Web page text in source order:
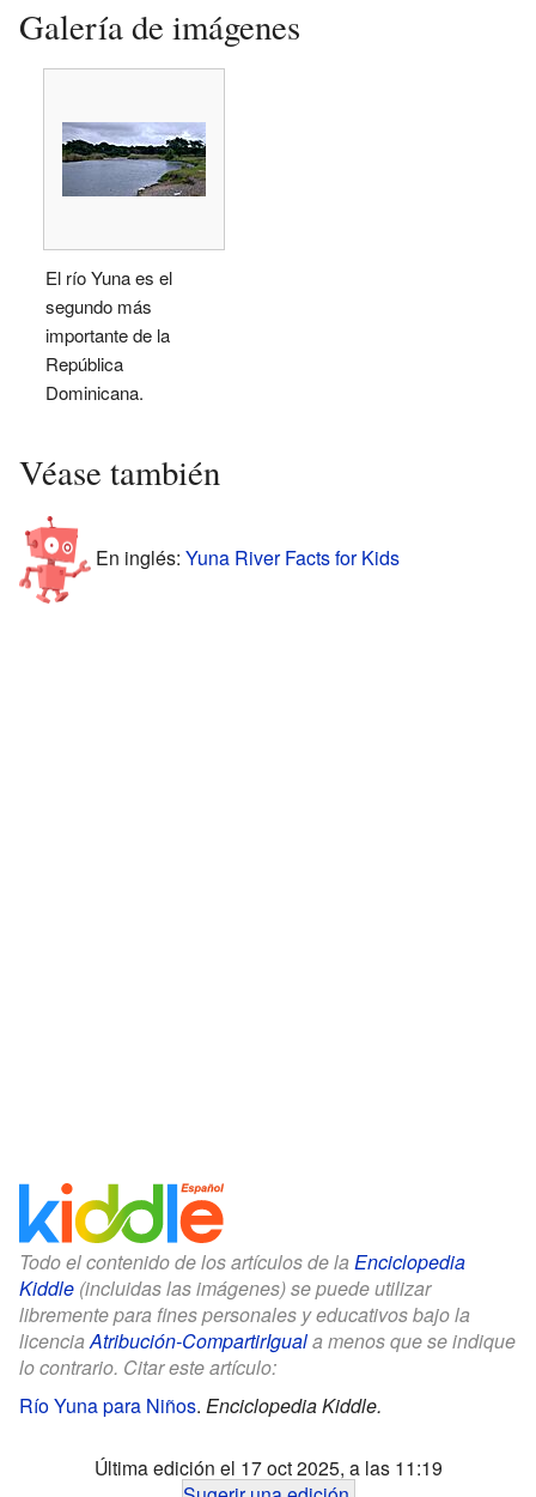
Galería de imágenes
El río Yuna es el
segundo más
importante de la
República
Dominicana.
Véase también
En inglés: Yuna River Facts for Kids
Todo el contenido de los artículos de la Enciclopedia
Kiddle (incluidas las imágenes) se puede utilizar
libremente para fines personales y educativos bajo la
licenciaAtribución-CompartirIguala menos que se indique
lo contrario. Citar este artículo:
Río Yuna para Niños. Enciclopedia Kiddle.
Última edición el 17 oct 2025, a las 11:19